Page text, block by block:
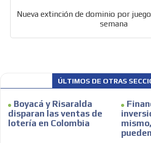
Nueva extinción de dominio por
semana
ÚLTIMOS DE OTRAS
Boyacá y Risaralda
disparan las ventas de
lotería en Colombia